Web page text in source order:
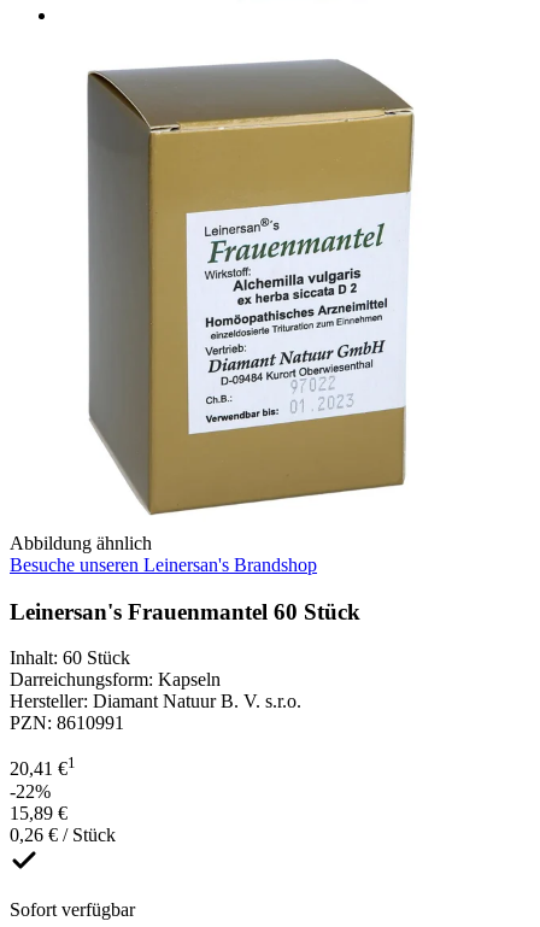
Abbildung ähnlich
Besuche unseren Leinersan's Brandshop
Leinersan's Frauenmantel 60 Stück
Inhalt: 60 Stück
Darreichungsform: Kapseln
Hersteller: Diamant Natuur B. V. s.r.o.
PZN: 8610991
20,41 €1
-22%
15,89 €
0,26 € / Stück
Sofort verfügbar